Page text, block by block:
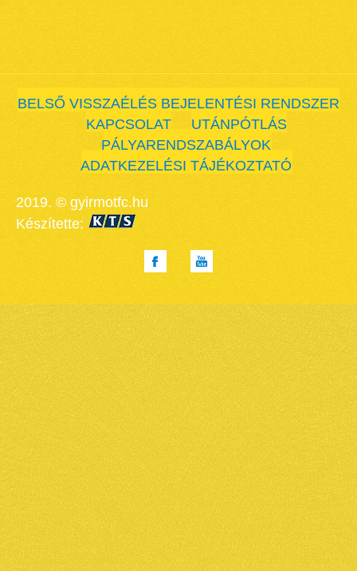
BELSŐ VISSZAÉLÉS BEJELENTÉSI RENDSZER
KAPCSOLAT
UTÁNPÓTLÁS
PÁLYARENDSZABÁLYOK
ADATKEZELÉSI TÁJÉKOZTATÓ
2019. © gyirmotfc.hu
Készítette: